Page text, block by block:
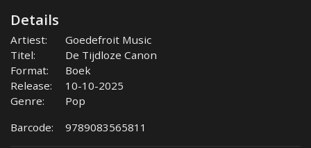
Details
Artiest:
Goedefroit Music
Titel:
De Tijdloze Canon
Format:
Boek
Release:
10-10-2025
Genre:
Pop
Barcode:
9789083565811